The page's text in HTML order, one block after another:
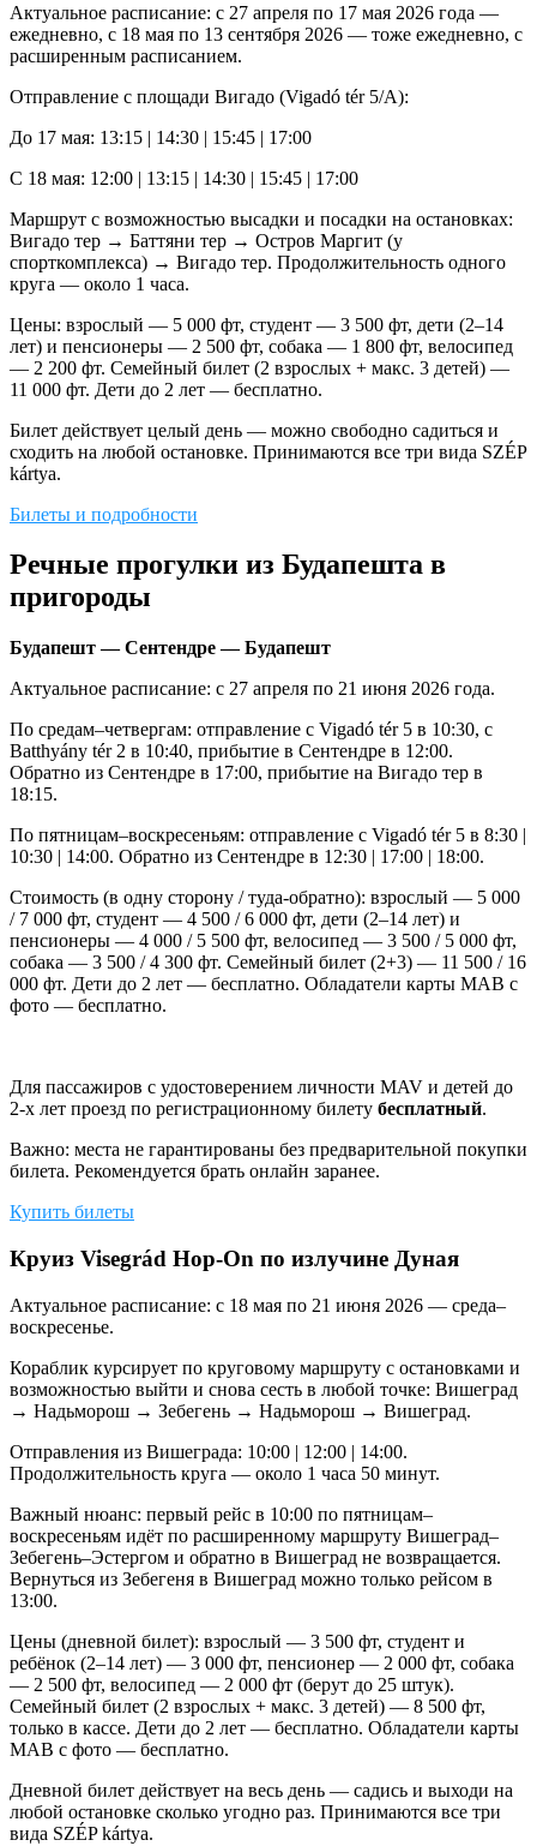
Актуальное расписание: с 27 апреля по 17 мая 2026 года —
ежедневно, с 18 мая по 13 сентября 2026 — тоже ежедневно, с
расширенным расписанием.
Отправление с площади Вигадо (Vigadó tér 5/A):
До 17 мая: 13:15 | 14:30 | 15:45 | 17:00
С 18 мая: 12:00 | 13:15 | 14:30 | 15:45 | 17:00
Маршрут с возможностью высадки и посадки на остановках:
Вигадо тер → Баттяни тер → Остров Маргит (у
спорткомплекса) → Вигадо тер. Продолжительность одного
круга — около 1 часа.
Цены: взрослый — 5 000 фт, студент — 3 500 фт, дети (2–14
лет) и пенсионеры — 2 500 фт, собака — 1 800 фт, велосипед
— 2 200 фт. Семейный билет (2 взрослых + макс. 3 детей) —
11 000 фт. Дети до 2 лет — бесплатно.
Билет действует целый день — можно свободно садиться и
сходить на любой остановке. Принимаются все три вида SZÉP
kártya.
Билеты и подробности
Речные прогулки из Будапешта в
пригороды
Будапешт — Сентендре — Будапешт
Актуальное расписание: с 27 апреля по 21 июня 2026 года.
По средам–четвергам: отправление с Vigadó tér 5 в 10:30, с
Batthyány tér 2 в 10:40, прибытие в Сентендре в 12:00.
Обратно из Сентендре в 17:00, прибытие на Вигадо тер в
18:15.
По пятницам–воскресеньям: отправление с Vigadó tér 5 в 8:30 |
10:30 | 14:00. Обратно из Сентендре в 12:30 | 17:00 | 18:00.
Стоимость (в одну сторону / туда-обратно): взрослый — 5 000
/ 7 000 фт, студент — 4 500 / 6 000 фт, дети (2–14 лет) и
пенсионеры — 4 000 / 5 500 фт, велосипед — 3 500 / 5 000 фт,
собака — 3 500 / 4 300 фт. Семейный билет (2+3) — 11 500 / 16
000 фт. Дети до 2 лет — бесплатно. Обладатели карты МАВ с
фото — бесплатно.
Для пассажиров с удостоверением личности MAV и детей до
2-х лет проезд по регистрационному билету бесплатный.
Важно: места не гарантированы без предварительной покупки
билета. Рекомендуется брать онлайн заранее.
Купить билеты
Круиз Visegrád Hop-On по излучине Дуная
Актуальное расписание: с 18 мая по 21 июня 2026 — среда–
воскресенье.
Кораблик курсирует по круговому маршруту с остановками и
возможностью выйти и снова сесть в любой точке: Вишеград
→ Надьморош → Зебегень → Надьморош → Вишеград.
Отправления из Вишеграда: 10:00 | 12:00 | 14:00.
Продолжительность круга — около 1 часа 50 минут.
Важный нюанс: первый рейс в 10:00 по пятницам–
воскресеньям идёт по расширенному маршруту Вишеград–
Зебегень–Эстергом и обратно в Вишеград не возвращается.
Вернуться из Зебегеня в Вишеград можно только рейсом в
13:00.
Цены (дневной билет): взрослый — 3 500 фт, студент и
ребёнок (2–14 лет) — 3 000 фт, пенсионер — 2 000 фт, собака
— 2 500 фт, велосипед — 2 000 фт (берут до 25 штук).
Семейный билет (2 взрослых + макс. 3 детей) — 8 500 фт,
только в кассе. Дети до 2 лет — бесплатно. Обладатели карты
МАВ с фото — бесплатно.
Дневной билет действует на весь день — садись и выходи на
любой остановке сколько угодно раз. Принимаются все три
вида SZÉP kártya.